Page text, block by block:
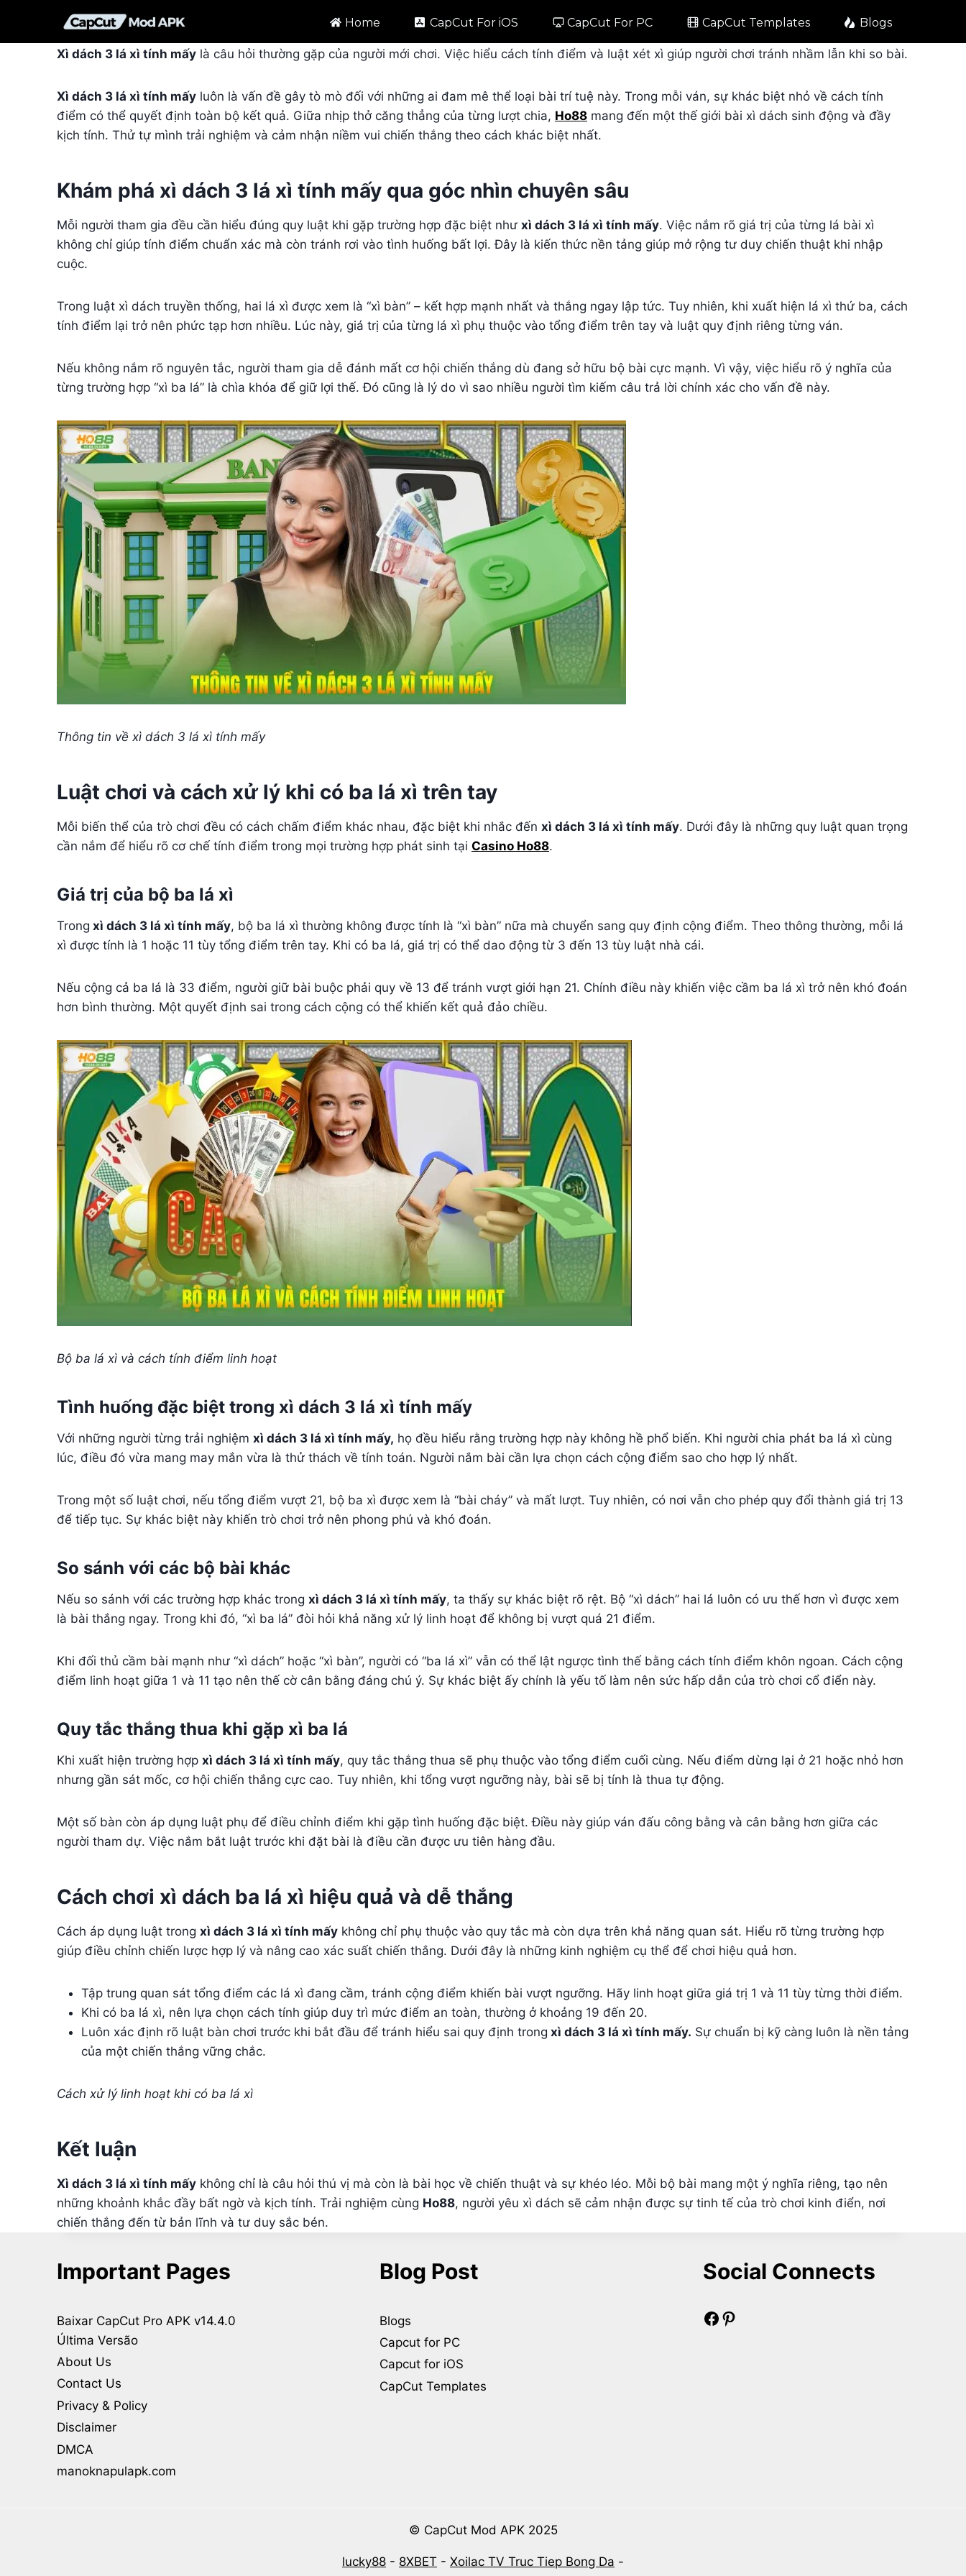
content
Home CapCut For iOS CapCut For PC CapCut Templates Blogs
Xì dách 3 lá xì tính mấy là câu hỏi thường gặp của người mới chơi. Việc hiểu cách tính điểm và luật xét xì giúp người chơi tránh nhầm lẫn khi so bài.
Xì dách 3 lá xì tính mấy luôn là vấn đề gây tò mò đối với những ai đam mê thể loại bài trí tuệ này. Trong mỗi ván, sự khác biệt nhỏ về cách tính
điểm có thể quyết định toàn bộ kết quả. Giữa nhịp thở căng thẳng của từng lượt chia, Ho88 mang đến một thế giới bài xì dách sinh động và đầy
kịch tính. Thử tự mình trải nghiệm và cảm nhận niềm vui chiến thắng theo cách khác biệt nhất.
Khám phá xì dách 3 lá xì tính mấy qua góc nhìn chuyên sâu
Mỗi người tham gia đều cần hiểu đúng quy luật khi gặp trường hợp đặc biệt như xì dách 3 lá xì tính mấy. Việc nắm rõ giá trị của từng lá bài xì
không chỉ giúp tính điểm chuẩn xác mà còn tránh rơi vào tình huống bất lợi. Đây là kiến thức nền tảng giúp mở rộng tư duy chiến thuật khi nhập
cuộc.
Trong luật xì dách truyền thống, hai lá xì được xem là “xì bàn” – kết hợp mạnh nhất và thắng ngay lập tức. Tuy nhiên, khi xuất hiện lá xì thứ ba, cách
tính điểm lại trở nên phức tạp hơn nhiều. Lúc này, giá trị của từng lá xì phụ thuộc vào tổng điểm trên tay và luật quy định riêng từng ván.
Nếu không nắm rõ nguyên tắc, người tham gia dễ đánh mất cơ hội chiến thắng dù đang sở hữu bộ bài cực mạnh. Vì vậy, việc hiểu rõ ý nghĩa của
từng trường hợp “xì ba lá” là chìa khóa để giữ lợi thế. Đó cũng là lý do vì sao nhiều người tìm kiếm câu trả lời chính xác cho vấn đề này.
Thông tin về xì dách 3 lá xì tính mấy
Luật chơi và cách xử lý khi có ba lá xì trên tay
Mỗi biến thể của trò chơi đều có cách chấm điểm khác nhau, đặc biệt khi nhắc đến xì dách 3 lá xì tính mấy. Dưới đây là những quy luật quan trọng
cần nắm để hiểu rõ cơ chế tính điểm trong mọi trường hợp phát sinh tại Casino Ho88.
Giá trị của bộ ba lá xì
Trong xì dách 3 lá xì tính mấy, bộ ba lá xì thường không được tính là “xì bàn” nữa mà chuyển sang quy định cộng điểm. Theo thông thường, mỗi lá
xì được tính là 1 hoặc 11 tùy tổng điểm trên tay. Khi có ba lá, giá trị có thể dao động từ 3 đến 13 tùy luật nhà cái.
Nếu cộng cả ba lá là 33 điểm, người giữ bài buộc phải quy về 13 để tránh vượt giới hạn 21. Chính điều này khiến việc cầm ba lá xì trở nên khó đoán
hơn bình thường. Một quyết định sai trong cách cộng có thể khiến kết quả đảo chiều.
Bộ ba lá xì và cách tính điểm linh hoạt
Tình huống đặc biệt trong xì dách 3 lá xì tính mấy
Với những người từng trải nghiệm xì dách 3 lá xì tính mấy, họ đều hiểu rằng trường hợp này không hề phổ biến. Khi người chia phát ba lá xì cùng
lúc, điều đó vừa mang may mắn vừa là thử thách về tính toán. Người nắm bài cần lựa chọn cách cộng điểm sao cho hợp lý nhất.
Trong một số luật chơi, nếu tổng điểm vượt 21, bộ ba xì được xem là “bài cháy” và mất lượt. Tuy nhiên, có nơi vẫn cho phép quy đổi thành giá trị 13
để tiếp tục. Sự khác biệt này khiến trò chơi trở nên phong phú và khó đoán.
So sánh với các bộ bài khác
Nếu so sánh với các trường hợp khác trong xì dách 3 lá xì tính mấy, ta thấy sự khác biệt rõ rệt. Bộ “xì dách” hai lá luôn có ưu thế hơn vì được xem
là bài thắng ngay. Trong khi đó, “xì ba lá” đòi hỏi khả năng xử lý linh hoạt để không bị vượt quá 21 điểm.
Khi đối thủ cầm bài mạnh như “xì dách” hoặc “xì bàn”, người có “ba lá xì” vẫn có thể lật ngược tình thế bằng cách tính điểm khôn ngoan. Cách cộng
điểm linh hoạt giữa 1 và 11 tạo nên thế cờ cân bằng đáng chú ý. Sự khác biệt ấy chính là yếu tố làm nên sức hấp dẫn của trò chơi cổ điển này.
Quy tắc thắng thua khi gặp xì ba lá
Khi xuất hiện trường hợp xì dách 3 lá xì tính mấy, quy tắc thắng thua sẽ phụ thuộc vào tổng điểm cuối cùng. Nếu điểm dừng lại ở 21 hoặc nhỏ hơn
nhưng gần sát mốc, cơ hội chiến thắng cực cao. Tuy nhiên, khi tổng vượt ngưỡng này, bài sẽ bị tính là thua tự động.
Một số bàn còn áp dụng luật phụ để điều chỉnh điểm khi gặp tình huống đặc biệt. Điều này giúp ván đấu công bằng và cân bằng hơn giữa các
người tham dự. Việc nắm bắt luật trước khi đặt bài là điều cần được ưu tiên hàng đầu.
Cách chơi xì dách ba lá xì hiệu quả và dễ thắng
Cách áp dụng luật trong xì dách 3 lá xì tính mấy không chỉ phụ thuộc vào quy tắc mà còn dựa trên khả năng quan sát. Hiểu rõ từng trường hợp
giúp điều chỉnh chiến lược hợp lý và nâng cao xác suất chiến thắng. Dưới đây là những kinh nghiệm cụ thể để chơi hiệu quả hơn.
Tập trung quan sát tổng điểm các lá xì đang cầm, tránh cộng điểm khiến bài vượt ngưỡng. Hãy linh hoạt giữa giá trị 1 và 11 tùy từng thời điểm.
Khi có ba lá xì, nên lựa chọn cách tính giúp duy trì mức điểm an toàn, thường ở khoảng 19 đến 20.
Luôn xác định rõ luật bàn chơi trước khi bắt đầu để tránh hiểu sai quy định trong xì dách 3 lá xì tính mấy. Sự chuẩn bị kỹ càng luôn là nền tảng
của một chiến thắng vững chắc.
Cách xử lý linh hoạt khi có ba lá xì
Kết luận
Xì dách 3 lá xì tính mấy không chỉ là câu hỏi thú vị mà còn là bài học về chiến thuật và sự khéo léo. Mỗi bộ bài mang một ý nghĩa riêng, tạo nên
những khoảnh khắc đầy bất ngờ và kịch tính. Trải nghiệm cùng Ho88, người yêu xì dách sẽ cảm nhận được sự tinh tế của trò chơi kinh điển, nơi
chiến thắng đến từ bản lĩnh và tư duy sắc bén.
Important Pages
Baixar CapCut Pro APK v14.4.0
Última Versão
About Us
Contact Us
Privacy & Policy
Disclaimer
DMCA
manoknapulapk.com
Blog Post
Blogs
Capcut for PC
Capcut for iOS
CapCut Templates
Social Connects
Facebook
Pinterest
© CapCut Mod APK 2025
lucky88 - 8XBET - Xoilac TV Truc Tiep Bong Da -